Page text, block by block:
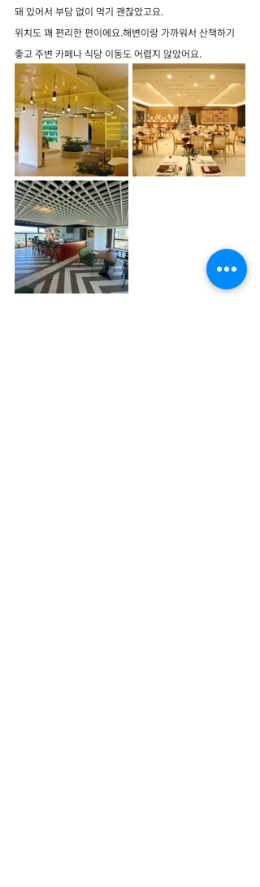
돼 있어서 부담 없이 먹기 괜찮았고요.
위치도 꽤 편리한 편이에요.해변이랑 가까워서 산책하기
좋고 주변 카페나 식당 이동도 어렵지 않았어요.